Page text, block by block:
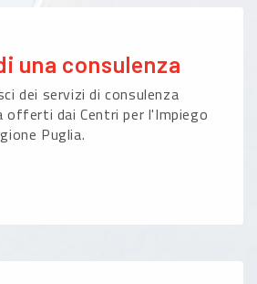
una consulenza
dei servizi di consulenza
offerti dai Centri per l'Impiego
Puglia.